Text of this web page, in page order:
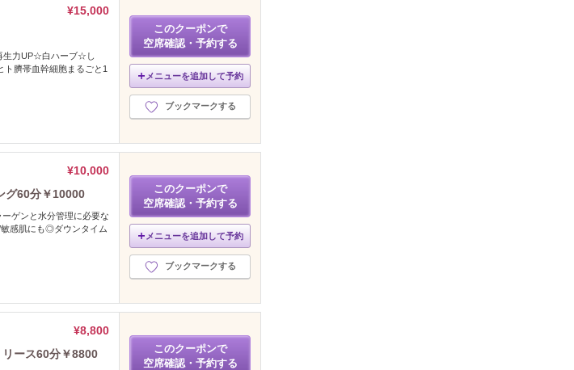
¥15,000
生力UP☆白ハーブ☆し
臍帯血幹細胞まるごと1
このクーポンで
空席確認・予約する
メニューを追加して予約
ブックマークする
¥10,000
グ60分￥10000
ゲンと水分管理に必要な
感肌にも◎ダウンタイム
このクーポンで
空席確認・予約する
メニューを追加して予約
ブックマークする
¥8,800
リース60分￥8800
このクーポンで
空席確認・予約する